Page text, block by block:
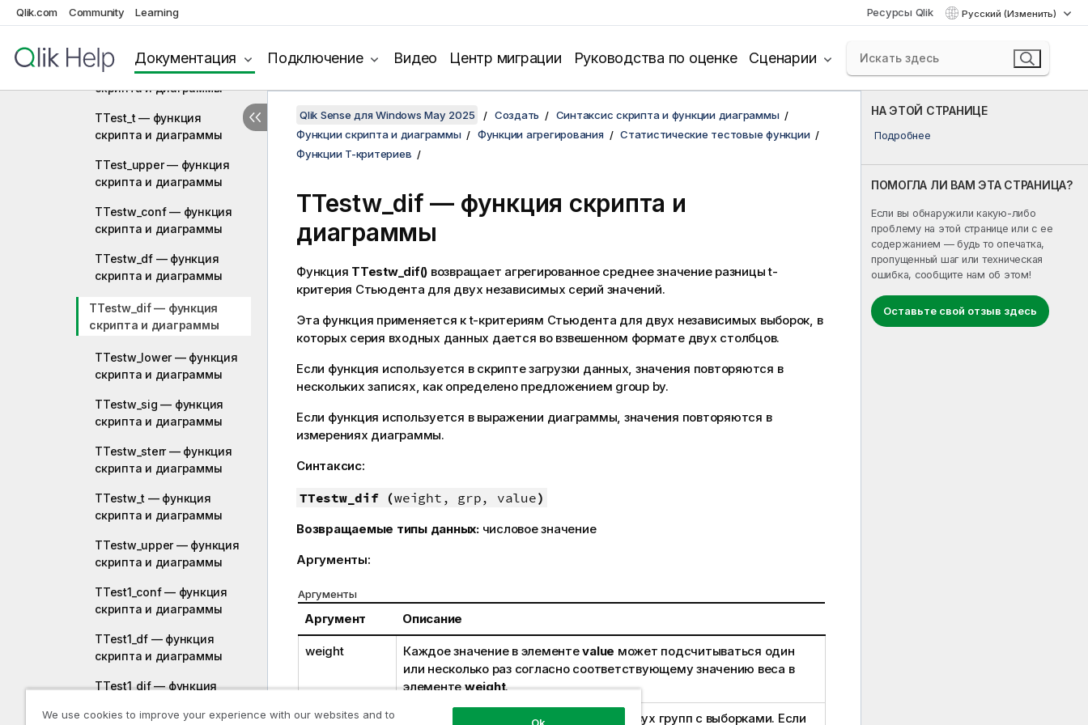
Qlik.com Community Learning Ресурсы Qlik Русский (Изменить)
Документация Подключение Видео Центр миграции Руководства по оценке Сценарии
TTest_sig — функция
TTest_sterr — функция
скриптa и диаграммы
TTest_t — функция
скриптa и диаграммы
TTest_upper — функция
скриптa и диаграммы
TTestw_conf — функция
скриптa и диаграммы
TTestw_df — функция
скриптa и диаграммы
TTestw_dif — функция
скриптa и диаграммы
TTestw_lower — функция
скриптa и диаграммы
TTestw_sig — функция
скриптa и диаграммы
TTestw_sterr — функция
скриптa и диаграммы
TTestw_t — функция
скриптa и диаграммы
TTestw_upper — функция
скриптa и диаграммы
TTest1_conf — функция
скриптa и диаграммы
TTest1_df — функция
скриптa и диаграммы
TTest1_dif — функция
НА ЭТОЙ СТРАНИЦЕ
Подробнее
ПОМОГЛА ЛИ ВАМ ЭТА СТРАНИЦА?
Если вы обнаружили какую-либо
проблему на этой странице или с ее
содержанием — будь то опечатка,
пропущенный шаг или техническая
ошибка, сообщите нам об этом!
Оставьте свой отзыв здесь
Qlik Sense для Windows May 2025 Создать
Синтаксис скрипта и функции диаграммы
Функции скрипта и диаграммы
Функции агрегирования
Статистические тестовые функции
Функции T-критериев
TTestw_dif — функция скриптa и
диаграммы
Функция TTestw_dif() возвращает агрегированное среднее значение разницы t-
критерия Стьюдента для двух независимых серий значений.
Эта функция применяется к t-критериям Стьюдента для двух независимых выборок, в
которых серия входных данных дается во взвешенном формате двух столбцов.
Если функция используется в скрипте загрузки данных, значения повторяются в
нескольких записях, как определено предложением group by.
Если функция используется в выражении диаграммы, значения повторяются в
измерениях диаграммы.
Синтаксис:
TTestw_dif (weight, grp, value)
Возвращаемые типы данных: числовое значение
Аргументы:
Аргументы
Аргумент Описание
weight Каждое значение в элементеvalue может подсчитываться один
или несколько раз согласно соответствующему значению веса в
элементеweight.
grp Поле, содержащее имена каждой из двух групп с выборками. Если
We use cookies to improve your experience with our websites and to